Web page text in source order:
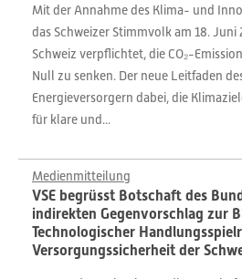
Mit der Annahme des Klima- und
das Schweizer Stimmvolk am 18. Juni
Schweiz verpflichtet, die CO₂-
Null zu senken. Der neue Leitfaden
Energieversorgern dabei, die
für klare und...
Medienmitteilung
VSE begrüsst Botschaft des
indirekten Gegenvorschlag zur
Technologischer
Versorgungssicherheit der